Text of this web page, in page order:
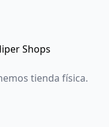
Shops
tienda física.